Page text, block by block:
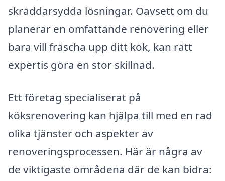
skräddarsydda lösningar. Oavsett om du
planerar en omfattande renovering eller
bara vill fräscha upp ditt kök, kan rätt
expertis göra en stor skillnad.
Ett företag specialiserat på
köksrenovering kan hjälpa till med en rad
olika tjänster och aspekter av
renoveringsprocessen. Här är några av
de viktigaste områdena där de kan bidra: